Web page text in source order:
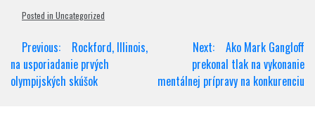
Posted in Uncategorized
Post
navigation
Previous:
Rockford, Illinois,
na usporiadanie prvých
olympijských skúšok
Next:
Ako Mark Gangloff
prekonal tlak na vykonanie
mentálnej prípravy na konkurenciu